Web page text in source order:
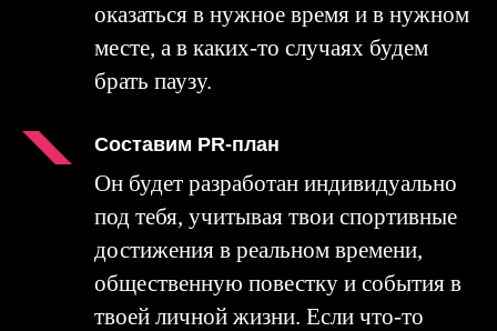
оказаться в нужное время и в нужном
месте, а в каких-то случаях будем
брать паузу.
Составим PR-план
Он будет разработан индивидуально
под тебя, учитывая твои спортивные
достижения в реальном времени,
общественную повестку и события в
твоей личной жизни. Если что-то